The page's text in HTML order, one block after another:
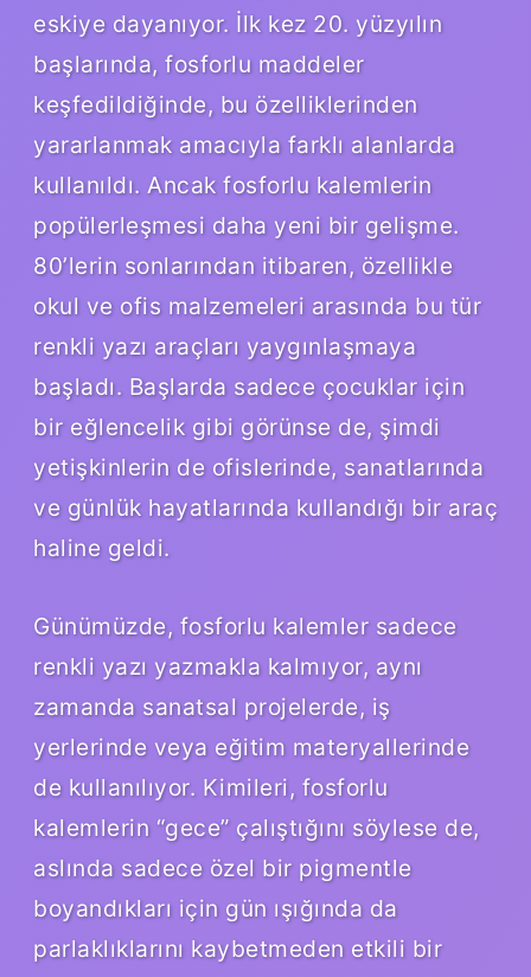
eskiye dayanıyor. İlk kez 20. yüzyılın
başlarında, fosforlu maddeler
keşfedildiğinde, bu özelliklerinden
yararlanmak amacıyla farklı alanlarda
kullanıldı. Ancak fosforlu kalemlerin
popülerleşmesi daha yeni bir gelişme.
80’lerin sonlarından itibaren, özellikle
okul ve ofis malzemeleri arasında bu tür
renkli yazı araçları yaygınlaşmaya
başladı. Başlarda sadece çocuklar için
bir eğlencelik gibi görünse de, şimdi
yetişkinlerin de ofislerinde, sanatlarında
ve günlük hayatlarında kullandığı bir araç
haline geldi.
Günümüzde, fosforlu kalemler sadece
renkli yazı yazmakla kalmıyor, aynı
zamanda sanatsal projelerde, iş
yerlerinde veya eğitim materyallerinde
de kullanılıyor. Kimileri, fosforlu
kalemlerin “gece” çalıştığını söylese de,
aslında sadece özel bir pigmentle
boyandıkları için gün ışığında da
parlaklıklarını kaybetmeden etkili bir